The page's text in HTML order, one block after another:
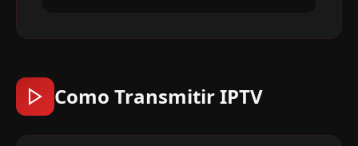
Como Transmitir IPTV